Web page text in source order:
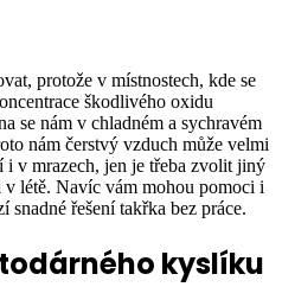
protože v místnostech, kde se
škodlivého oxidu
se nám v chladném a sychravém
nám čerstvý vzduch může velmi
i v mrazech, jen je třeba zvolit jiný
létě. Navíc vám mohou pomoci i
snadné řešení takřka bez práce.
kyslíku